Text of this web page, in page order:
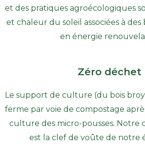
et des pratiques agroécologiques
et chaleur du soleil associées à des
en énergie
Zéro déchet
Le support de culture (du bois
ferme par voie de compostage
culture des micro-pousses. Notre
est la clef de voûte de notre